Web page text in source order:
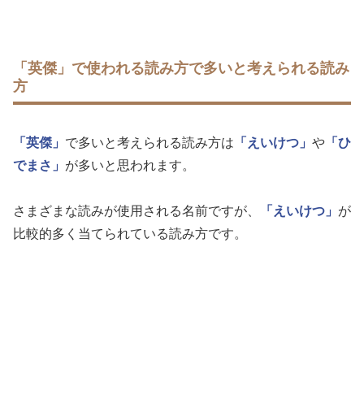
「英傑」で使われる読み方で多いと考えられる読み
方
「英傑」 で多いと考えられる読み方は 「えいけつ」 や 「ひ
でまさ」 が多いと思われます。
さまざまな読みが使用される名前ですが、 「えいけつ」 が
比較的多く当てられている読み方です。